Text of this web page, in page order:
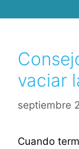
vaciar
septiembre
Cuando